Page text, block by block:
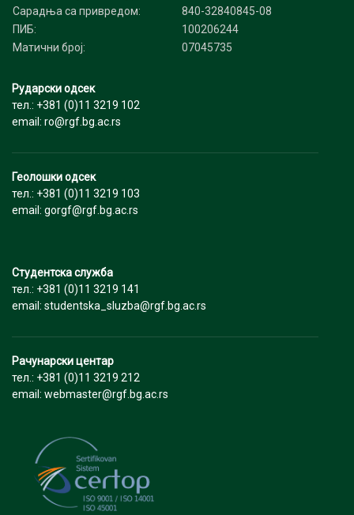
Сарадња са привредом:
840-32840845-08
ПИБ:
100206244
Матични број:
07045735
Рударски одсек
тел.: +381 (0)11 3219 102
email: ro@rgf.bg.ac.rs
Геолошки одсек
тел.: +381 (0)11 3219 103
email: gorgf@rgf.bg.ac.rs
Студентска служба
тел.: +381 (0)11 3219 141
email: studentska_sluzba@rgf.bg.ac.rs
Рачунарски центар
тел.: +381 (0)11 3219 212
email: webmaster@rgf.bg.ac.rs